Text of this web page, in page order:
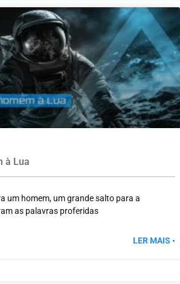
à Lua
um homem, um grande salto para a
as palavras proferidas
LER MAIS •